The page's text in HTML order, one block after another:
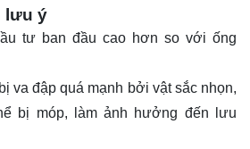
lưu ý
tư ban đầu cao hơn so với ống
va đập quá mạnh bởi vật sắc nhọn,
bị móp, làm ảnh hưởng đến lưu